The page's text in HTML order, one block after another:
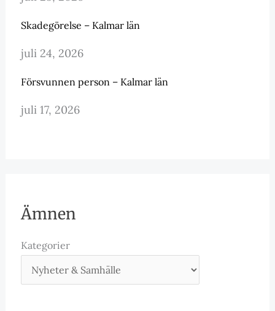
Skadegörelse – Kalmar län
juli 24, 2026
Försvunnen person – Kalmar län
juli 17, 2026
Ämnen
Kategorier